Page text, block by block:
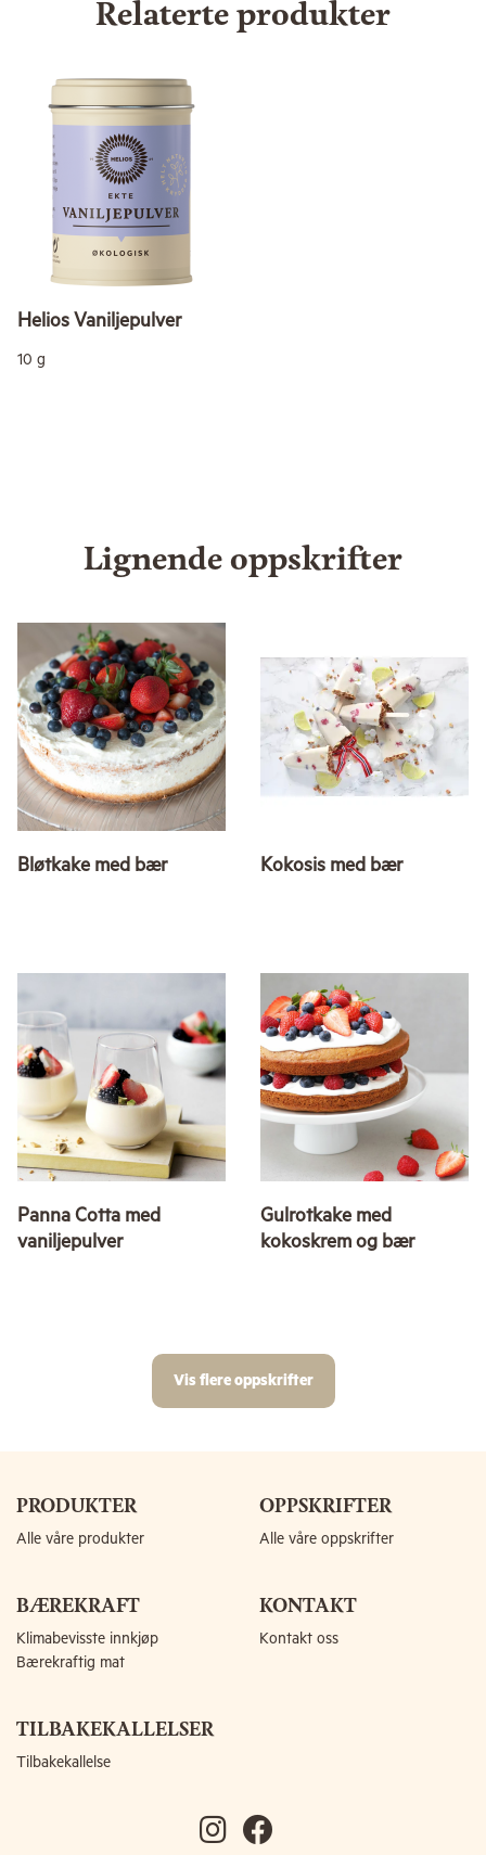
Relaterte produkter
Helios Vaniljepulver
10 g
Lignende oppskrifter
Bløtkake med bær Kokosis med bær
Panna Cotta med
vaniljepulver
Gulrotkake med
kokoskrem og bær
Vis flere oppskrifter
PRODUKTER
Alle våre produkter
OPPSKRIFTER
Alle våre oppskrifter
BÆREKRAFT
Klimabevisste innkjøp
Bærekraftig mat
KONTAKT
Kontakt oss
TILBAKEKALLELSER
Tilbakekallelse